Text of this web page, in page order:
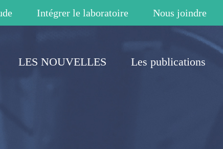
Intégrer le laboratoire Nous joindre
LES NOUVELLES Les publications